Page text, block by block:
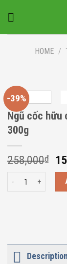
HOME /
-39%
Ngũ cốc hữu
300g
258,000₫
Ngũ cốc hữu cơ
Description